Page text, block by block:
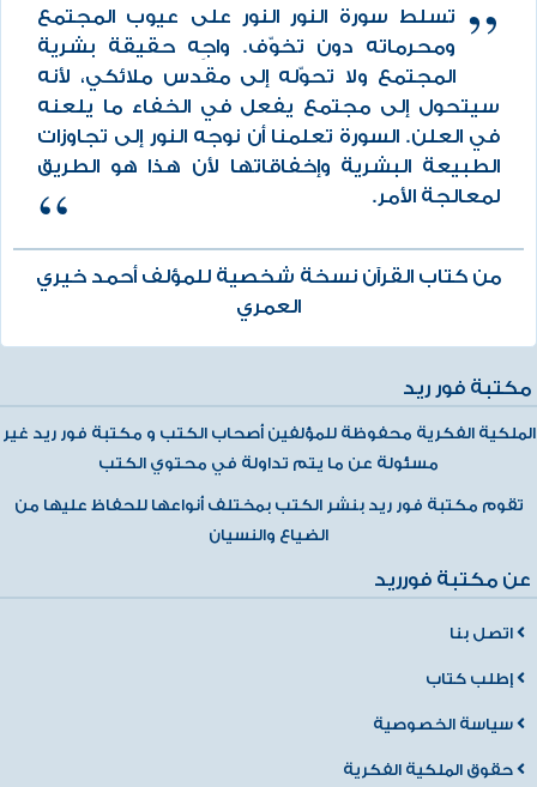
تسلط سورة النور النور على عيوب المجتمع
ومحرماته دون تخوّف. واجِه حقيقة بشرية
المجتمع ولا تحوّله إلى مقدس ملائكي، لأنه
سيتحول إلى مجتمع يفعل في الخفاء ما يلعنه
في العلن. السورة تعلمنا أن نوجه النور إلى تجاوزات
الطبيعة البشرية وإخفاقاتها لأن هذا هو الطريق
لمعالجة الأمر.
من كتاب القرآن نسخة شخصية للمؤلف أحمد خيري
العمري
مكتبة فور ريد
الملكية الفكرية محفوظة للمؤلفين أصحاب الكتب و مكتبة فور ريد غير
مسئولة عن ما يتم تداولة في محتوي الكتب
تقوم مكتبة فور ريد بنشر الكتب بمختلف أنواعها للحفاظ عليها من
الضياع والنسيان
عن مكتبة فورريد
اتصل بنا
إطلب كتاب
سياسة الخصوصية
حقوق الملكية الفكرية